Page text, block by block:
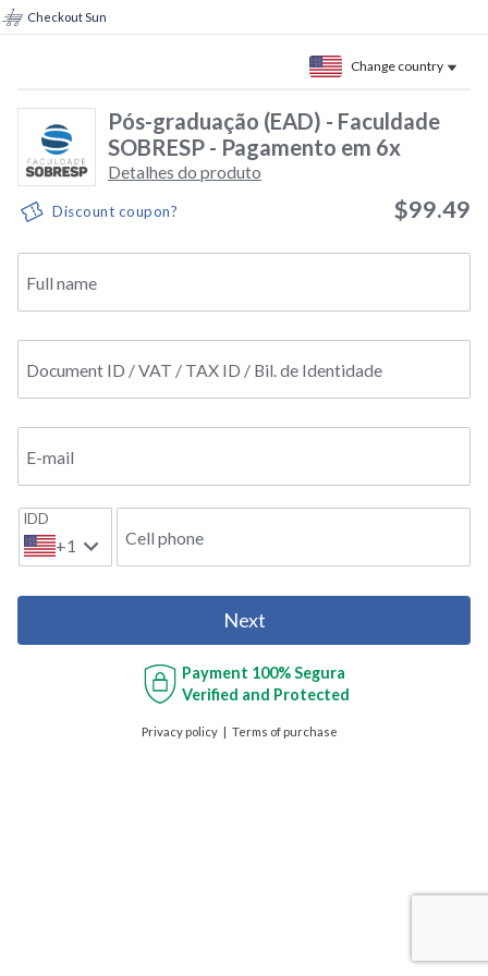
Checkout Sun
Change country
Pós-graduação (EAD) - Faculdade
SOBRESP - Pagamento em 6x
Detalhes do produto
Discount coupon? $99.49
Full name
Document ID / VAT / TAX ID / Bil. de Identidade
E-mail
IDD
+1 Cell phone
Next
Payment 100% Segura
Verified and Protected
Privacy policy Terms of purchase